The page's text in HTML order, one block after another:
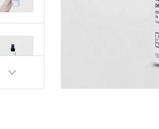
PRÓXIMA